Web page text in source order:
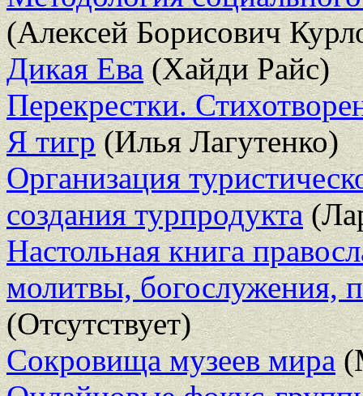
(Алексей Борисович
Дикая Ева(Хайди Райс)
Перекрестки.
Я тигр(Илья Лагутенко)
Организация
создания турпродукта
Настольная книга
молитвы, богослужения,
(Отсутствует)
Сокровища музеев мира